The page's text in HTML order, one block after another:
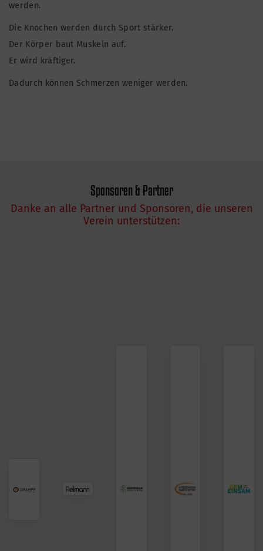
werden.
Die Knochen werden durch Sport stärker.
Der Körper baut Muskeln auf.
Er wird kräftiger.
Dadurch können Schmerzen weniger werden.
Sponsoren & Partner
Danke an alle Partner und Sponsoren, die unseren
Verein unterstützen: